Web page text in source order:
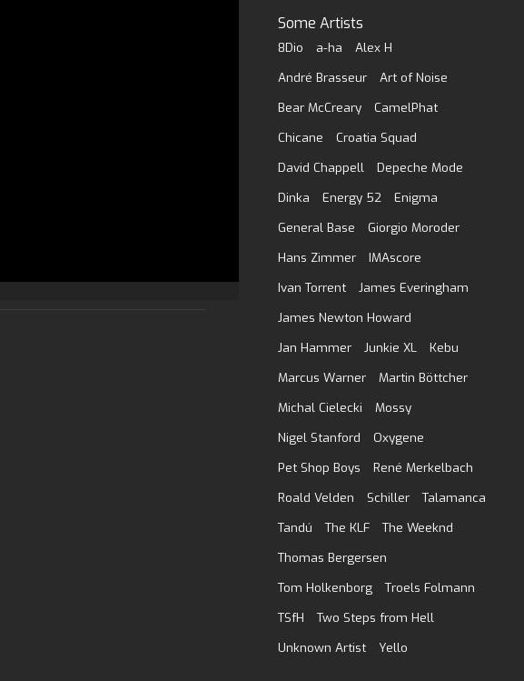
Some Artists
8Dio a-ha
Alex H
André Brasseur
Art of Noise
Bear McCreary
CamelPhat
Chicane
Croatia Squad
David Chappell
Depeche Mode
Dinka
Energy 52
Enigma
General Base
Giorgio Moroder
Hans Zimmer
IMAscore
Ivan Torrent
James Everingham
James Newton Howard
Jan Hammer
Junkie XL
Kebu
Marcus Warner
Martin Böttcher
Michal Cielecki
Mossy
Nigel Stanford
Oxygene
Pet Shop Boys
René Merkelbach
Roald Velden
Schiller
Talamanca
Tandú
The KLF
The Weeknd
Thomas Bergersen
Tom Holkenborg
Troels Folmann
TSfH
Two Steps from Hell
Unknown Artist
Yello